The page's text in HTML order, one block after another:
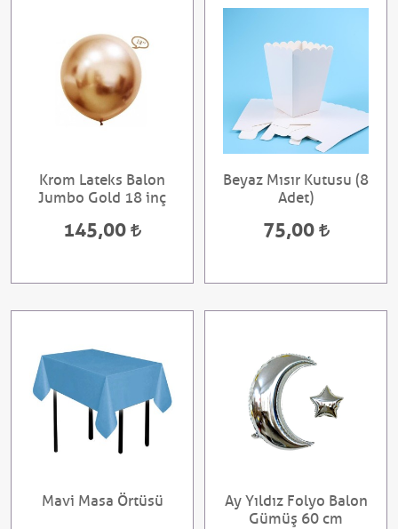
Krom Lateks Balon
Jumbo Gold 18 inç
145,00
Beyaz Mısır Kutusu (8
Adet)
75,00
Mavi Masa Örtüsü
Ay Yıldız Folyo Balon
Gümüş 60 cm